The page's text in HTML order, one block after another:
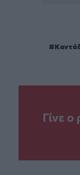
Γίνε